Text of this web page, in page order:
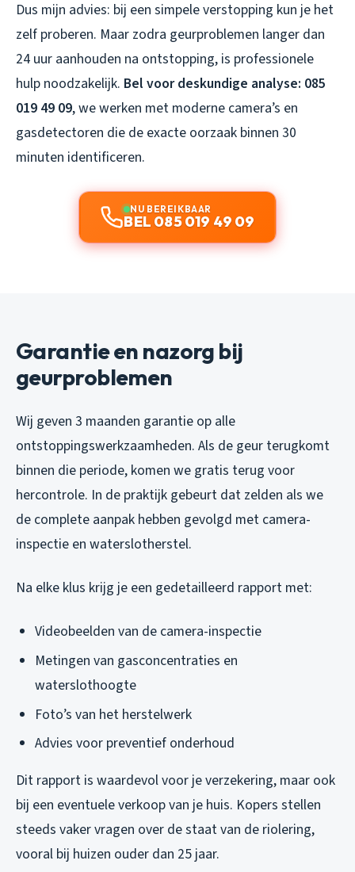
Dus mijn advies: bij een simpele verstopping kun je het
zelf proberen. Maar zodra geurproblemen langer dan
24 uur aanhouden na ontstopping, is professionele
hulp noodzakelijk. Bel voor deskundige analyse: 085
019 49 09, we werken met moderne camera’s en
gasdetectoren die de exacte oorzaak binnen 30
minuten identificeren.
NU BEREIKBAAR
BEL 085 019 49 09
Garantie en nazorg bij
geurproblemen
Wij geven 3 maanden garantie op alle
ontstoppingswerkzaamheden. Als de geur terugkomt
binnen die periode, komen we gratis terug voor
hercontrole. In de praktijk gebeurt dat zelden als we
de complete aanpak hebben gevolgd met camera-
inspectie en waterslotherstel.
Na elke klus krijg je een gedetailleerd rapport met:
Videobeelden van de camera-inspectie
Metingen van gasconcentraties en
waterslothoogte
Foto’s van het herstelwerk
Advies voor preventief onderhoud
Dit rapport is waardevol voor je verzekering, maar ook
bij een eventuele verkoop van je huis. Kopers stellen
steeds vaker vragen over de staat van de riolering,
vooral bij huizen ouder dan 25 jaar.